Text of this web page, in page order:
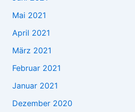
Mai 2021
April 2021
März 2021
Februar 2021
Januar 2021
Dezember 2020